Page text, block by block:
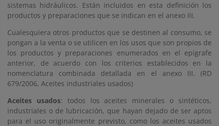
sistemas hidráulicos. Están incluidos en esta definición los
productos y preparaciones que se indican en el anexo III.
Cualesquiera otros productos que se destinen al consumo, se
pongan a la venta o se utilicen en los usos que son propios de
los productos y preparaciones enumerados en el epígrafe
anterior, de acuerdo con los criterios establecidos en la
nomenclatura combinada detallada en el anexo III. (RD
679/2006, Aceites industriales usados)
Aceites usados: todos los aceites minerales o sintéticos,
industriales o de lubricación, que hayan dejado de ser aptos
para el uso originalmente previsto, como los aceites usados